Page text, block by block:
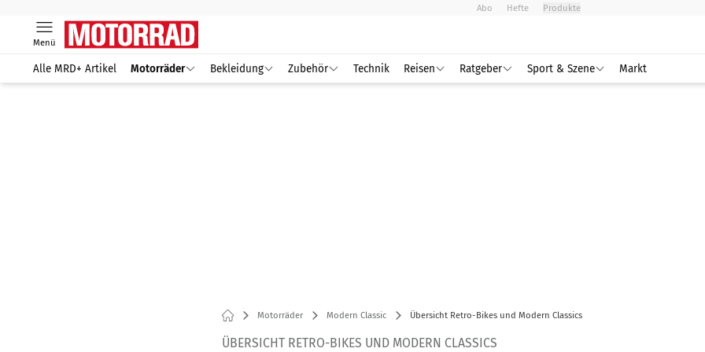
Abo Hefte Produkte
Menü
Alle MRD+ Artikel Motorräder Bekleidung Zubehör Technik Reisen Ratgeber Sport & Szene Markt
Motorräder Modern Classic Übersicht Retro-Bikes und Modern Classics
ÜBERSICHT RETRO-BIKES UND MODERN CLASSICS